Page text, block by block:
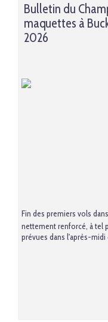
Bulletin du
maquettes à
2026
Fin des premiers vols
nettement renforcé, à tel
prévues dans l'après-midi